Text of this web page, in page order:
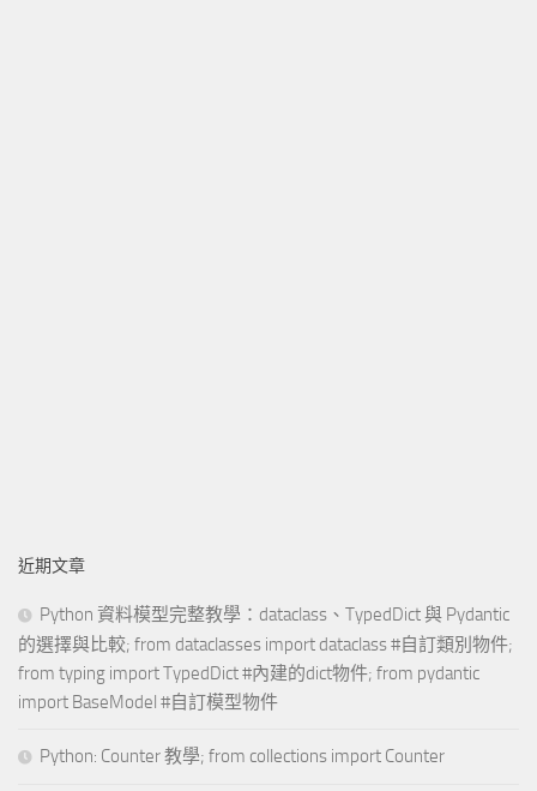
近期文章
Python 資料模型完整教學：dataclass、TypedDict 與 Pydantic
的選擇與比較; from dataclasses import dataclass #自訂類別物件;
from typing import TypedDict #內建的dict物件; from pydantic
import BaseModel #自訂模型物件
Python: Counter 教學; from collections import Counter